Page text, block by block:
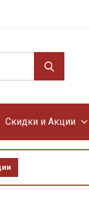
Скидки и Акции